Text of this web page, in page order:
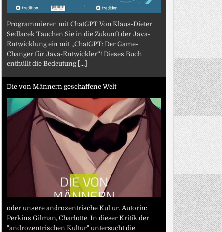
Programmieren mit ChatGPT Von Klaus-Dieter
Sedlacek Tauchen Sie in die Zukunft der Java-
Entwicklung ein mit „ChatGPT: Der Game-
Changer für Java-Entwickler“! Dieses Buch
enthüllt die Bedeutung [...]
Die von Männern geschaffene Welt
oder unsere androzentrische Kultur. Autorin:
Perkins Gilman, Charlotte. In dieser Kritik der
"androzentrischen Kultur" untersucht die